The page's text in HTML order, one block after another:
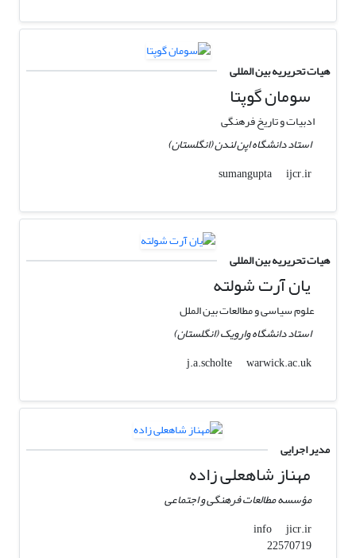
هیات تحریریه بین المللی
سومان گوپتا
ادبیات و تاریخ فرهنگی
استاد دانشگاه اپن لندن (انگلستان)
sumangupta
ijcr.ir
هیات تحریریه بین المللی
یان آرت شولته
علوم سیاسی و مطالعات بین الملل
استاد دانشگاه وارویک (انگلستان)
j.a.scholte
warwick.ac.uk
مدیر اجرایی
مهناز شاهعلی زاده
مؤسسه مطالعات فرهنگی و اجتماعی
info
jicr.ir
22570719